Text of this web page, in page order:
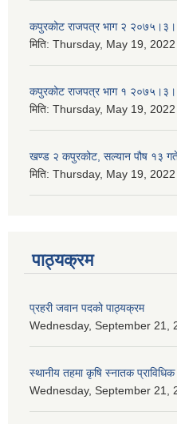
कपुरकोट राजपत्र भाग २
मिति: Thursday, May 19,
कपुरकोट राजपत्र भाग १
मिति: Thursday, May 19,
खण्ड २ कपुरकोट, सल्यान पौष १३
मिति: Thursday, May 19,
पाठ्यक्रम
प्रहरी जवान पदको पाठ्यक्रम
Wednesday, September 21,
स्थानीय तहमा कृषि स्नातक
Wednesday, September 21,